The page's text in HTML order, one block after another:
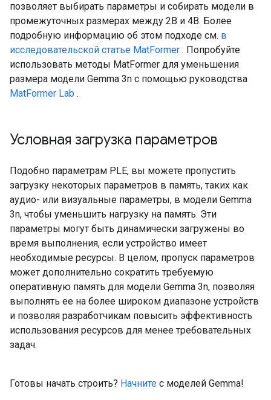
позволяет выбирать параметры и собирать модели в
промежуточных размерах между 2B и 4B. Более
подробную информацию об этом подходе см. в
исследовательской статье MatFormer . Попробуйте
использовать методы MatFormer для уменьшения
размера модели Gemma 3n с помощью руководства
MatFormer Lab .
Условная загрузка параметров
Подобно параметрам PLE, вы можете пропустить
загрузку некоторых параметров в память, таких как
аудио- или визуальные параметры, в модели Gemma
3n, чтобы уменьшить нагрузку на память. Эти
параметры могут быть динамически загружены во
время выполнения, если устройство имеет
необходимые ресурсы. В целом, пропуск параметров
может дополнительно сократить требуемую
оперативную память для модели Gemma 3n, позволяя
выполнять ее на более широком диапазоне устройств
и позволяя разработчикам повысить эффективность
использования ресурсов для менее требовательных
задач.
Готовы начать строить? Начните с моделей Gemma!